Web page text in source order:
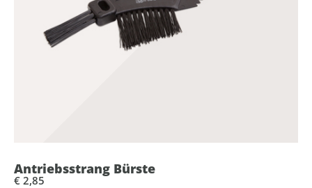
Antriebsstrang Bürste
€ 2,85